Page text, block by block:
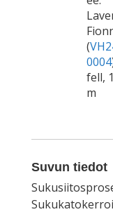
(
0004
fell,
m
Suvun tiedot